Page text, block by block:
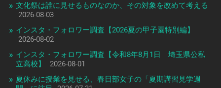
文化祭は誰に見せるものなのか、その対象を改めて考える
2026-08-03
インスタ・フォロワー調査【2026夏の甲子園特別編】
2026-08-02
インスタ・フォロワー調査【令和8年8月1日 埼玉県公私
立高校】
2026-08-01
夏休みに授業を見せる、春日部女子の「夏期講習見学週